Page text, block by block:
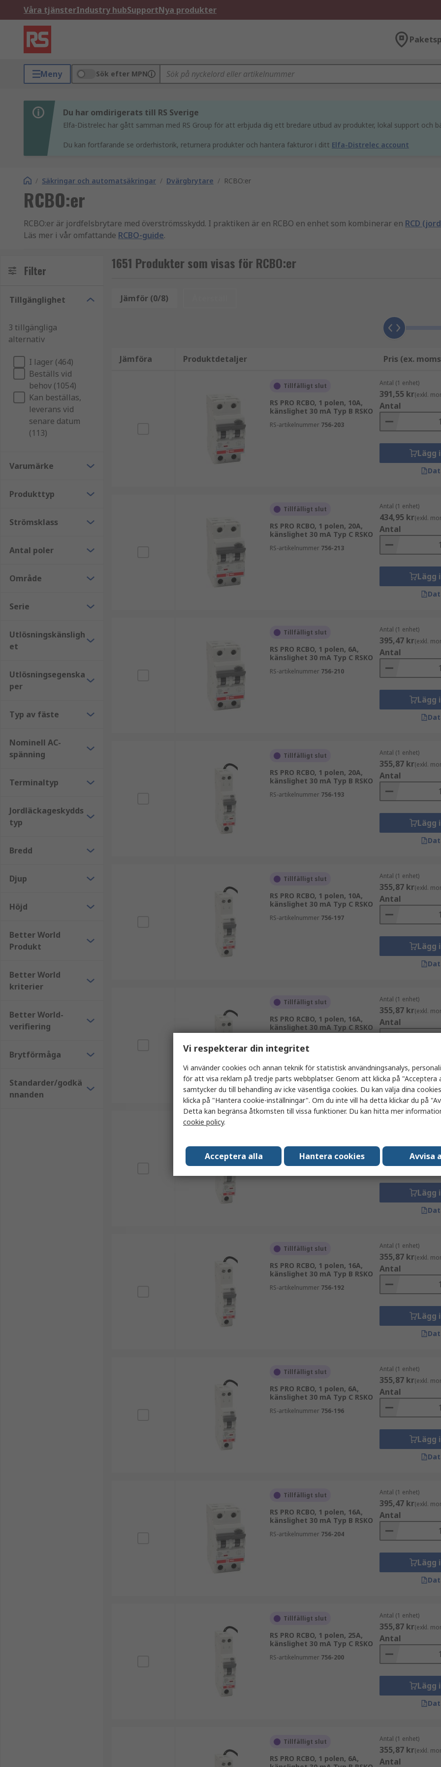
Våra tjänsterIndustry hubSupportNya produkter
Meny Sök efter MPN
Du har omdirigerats till RS Sverige
Elfa-Distrelec har gått samman med RS Group för att erbjuda dig ett bredare utbud av produkter, lokal support och
Du kan fortfarande se orderhistorik, returnera produkter och hantera fakturor i ditt Elfa-Distrelec account
/ Säkringar och automatsäkringar / Dvärgbrytare / RCBO:er
RCBO:er
RCBO:er är jordfelsbrytare med överströmsskydd. I praktiken är en RCBO en enhet som kombinerar en RCD
Läs mer i vår omfattande RCBO-guide.
RCBO:er kombinerar överbelastnings- och kortslutningsskydd med skydd mot jordfelströmmar. De bryter
skyddar både människor och utrustning.
RCBO:er finns tillgängliga i ett stort utbud av olika brytkapaciteter och kan användas i applikationer från
Filter
Tillgänglighet
3 tillgängliga
alternativ
I lager (464)
Beställs vid
behov (1054)
Kan beställas,
leverans vid
senare datum
(113)
Varumärke
Produkttyp
Strömsklass
Antal poler
Område
Serie
Utlösningskänsligh
et
Utlösningsegenska
per
Typ av fäste
Nominell AC-
spänning
Terminaltyp
Jordläckageskydds
typ
Bredd
Djup
Höjd
Better World
Produkt
Better World
kriterier
Better World-
verifiering
Brytförmåga
Standarder/godkä
nnanden
1651 Produkter som visas för RCBO:er
Jämför (0/8)
Jämföra Produktdetaljer Pris (ex.
Tillfälligt slut
RS PRO RCBO, 1 polen, 10A,
känslighet 30 mA Typ B RSKO
RS-artikelnummer 756-203
Antal (1 enhet)
391,55 kr(exkl.
Antal
Lägg
Tillfälligt slut
RS PRO RCBO, 1 polen, 20A,
känslighet 30 mA Typ C RSKO
RS-artikelnummer 756-213
Antal (1 enhet)
434,95 kr(exkl.
Antal
Lägg
Tillfälligt slut
RS PRO RCBO, 1 polen, 6A,
känslighet 30 mA Typ C RSKO
RS-artikelnummer 756-210
Antal (1 enhet)
395,47 kr(exkl.
Antal
Lägg
Tillfälligt slut
RS PRO RCBO, 1 polen, 20A,
känslighet 30 mA Typ B RSKO
RS-artikelnummer 756-193
Antal (1 enhet)
355,87 kr(exkl.
Antal
Lägg
Tillfälligt slut
RS PRO RCBO, 1 polen, 10A,
känslighet 30 mA Typ C RSKO
RS-artikelnummer 756-197
Antal (1 enhet)
355,87 kr(exkl.
Antal
Lägg
Tillfälligt slut
RS PRO RCBO, 1 polen, 16A,
känslighet 30 mA Typ C RSKO
Antal (1 enhet)
355,87 kr(exkl.
Antal
Lägg
känslighet 30 mA Typ B RSKO
RS-artikelnummer756-190
Antal
Lägg
Tillfälligt slut
RS PRO RCBO, 1 polen, 16A,
känslighet 30 mA Typ B RSKO
RS-artikelnummer 756-192
Antal (1 enhet)
355,87 kr(exkl.
Antal
Lägg
Tillfälligt slut
RS PRO RCBO, 1 polen, 6A,
känslighet 30 mA Typ C RSKO
RS-artikelnummer 756-196
Antal (1 enhet)
355,87 kr(exkl.
Antal
Lägg
Tillfälligt slut
RS PRO RCBO, 1 polen, 16A,
känslighet 30 mA Typ B RSKO
RS-artikelnummer 756-204
Antal (1 enhet)
395,47 kr(exkl.
Antal
Lägg
Tillfälligt slut
RS PRO RCBO, 1 polen, 25A,
känslighet 30 mA Typ C RSKO
RS-artikelnummer 756-200
Antal (1 enhet)
355,87 kr(exkl.
Antal
Lägg
Tillfälligt slut
RS PRO RCBO, 1 polen, 6A,
Antal (1 enhet)
355,87 kr(exkl.
Antal
Vi respekterar din integritet
Vi använder cookies och annan teknik för statistisk användningsanalys,
för att visa reklam på tredje parts webbplatser. Genom att klicka på "Acceptera
samtycker du till behandling av icke väsentliga cookies. Du kan välja dina
klicka på "Hantera cookie-inställningar". Om du inte vill ha detta klickar du på
Detta kan begränsa åtkomsten till vissa funktioner. Du kan hitta mer
cookie policy.
Acceptera alla Hantera cookies Avvisa